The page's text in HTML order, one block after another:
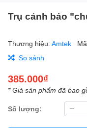
Trụ cảnh báo
Thương hiệu: Amtek
So sánh
385.000₫
* Giá sản phẩm đã bao
Số lượng: